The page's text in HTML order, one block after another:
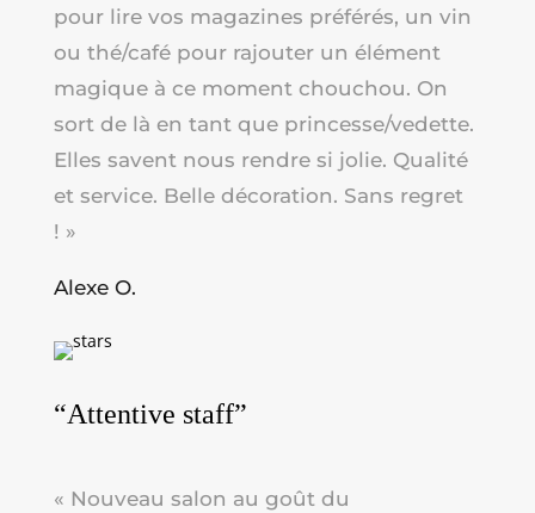
pour lire vos magazines préférés, un vin
ou thé/café pour rajouter un élément
magique à ce moment chouchou. On
sort de là en tant que princesse/vedette.
Elles savent nous rendre si jolie. Qualité
et service. Belle décoration. Sans regret
! »
Alexe O.
“Attentive staff”
« Nouveau salon au goût du